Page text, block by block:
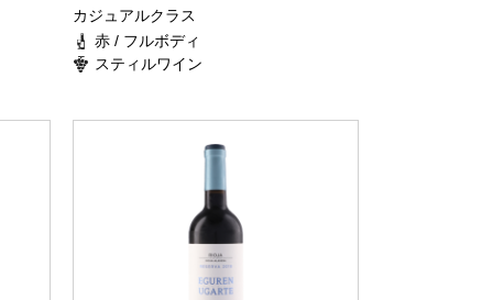
カジュアルクラス
赤 / フルボディ
スティルワイン